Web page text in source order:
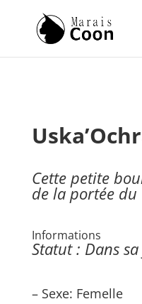
Cette petite
de la portée du
Informations
Statut : Dans
– Sexe: Femelle